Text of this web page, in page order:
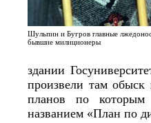
Шульпин и Бугров главные
бывшие милиционеры
здании
произвели там обыск
планов по
названием «План по